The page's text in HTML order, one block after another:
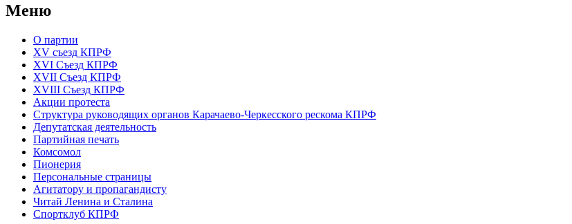
Меню
О партии
XV съезд КПРФ
XVI Съезд КПРФ
XVII Cъезд КПРФ
XVIII Cъезд КПРФ
Акции протеста
Структура руководящих органов Карачаево-Черкесского рескома КПРФ
Депутатская деятельность
Партийная печать
Комсомол
Пионерия
Персональные страницы
Агитатору и пропагандисту
Читай Ленина и Сталина
Спортклуб КПРФ